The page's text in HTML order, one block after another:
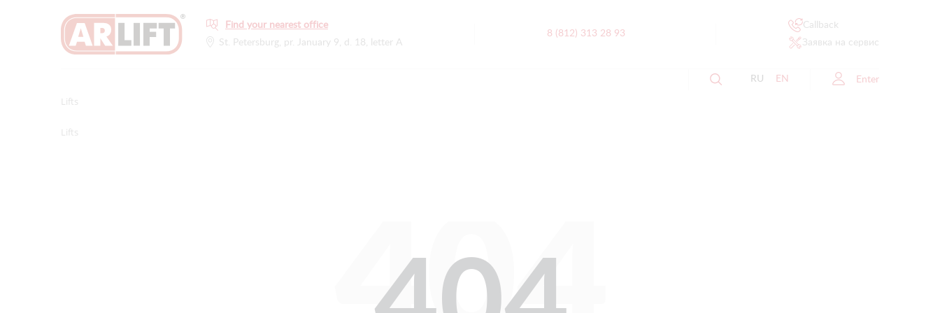
Find your nearest office
St. Petersburg, pr. January 9, d. 18, letter A
8 (812) 313 28 93
Callback
Заявка на сервис
RU EN Enter
Lifts
Lifts